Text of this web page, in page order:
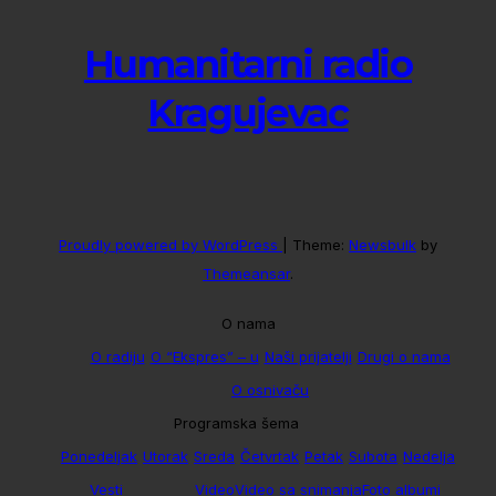
Humanitarni radio
Kragujevac
Proudly powered by WordPress Theme: Newsbulk by
Themeansar.
O nama
O radiju O “Ekspres” – u Naši prijatelji Drugi o nama
O osnivaču
Programska šema
Ponedeljak Utorak Sreda Četvrtak Petak Subota Nedelja
Vesti
VideoVideo sa snimanjaFoto albumi